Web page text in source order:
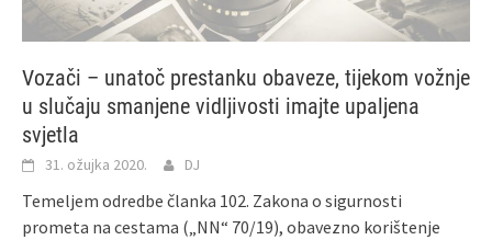
Vozači – unatoč prestanku obaveze, tijekom vožnje
u slučaju smanjene vidljivosti imajte upaljena
svjetla
31. ožujka 2020. DJ
Temeljem odredbe članka 102. Zakona o sigurnosti
prometa na cestama („NN“ 70/19), obavezno korištenje